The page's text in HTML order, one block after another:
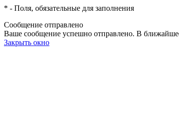
* - Поля, обязательные для заполнения
Сообщение отправлено
Ваше сообщение успешно отправлено. В
Закрыть окно